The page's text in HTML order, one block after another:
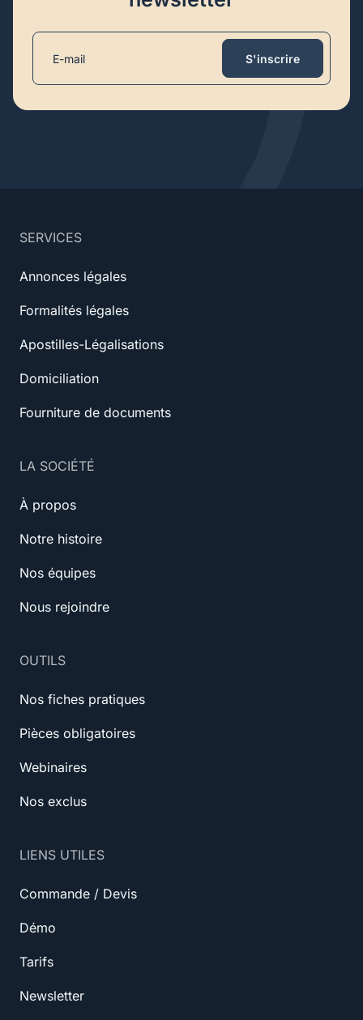
S'inscrire
SERVICES
Annonces légales
Formalités légales
Apostilles-Légalisations
Domiciliation
Fourniture de documents
LA SOCIÉTÉ
À propos
Notre histoire
Nos équipes
Nous rejoindre
OUTILS
Nos fiches pratiques
Pièces obligatoires
Webinaires
Nos exclus
LIENS UTILES
Commande / Devis
Démo
Tarifs
Newsletter